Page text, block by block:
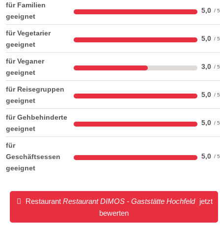
für Familien
geeignet
5,0
für Vegetarier
geeignet
5,0
für Veganer
geeignet
3,0
für Reisegruppen
geeignet
5,0
für Gehbehinderte
geeignet
5,0
für
Geschäftsessen
geeignet
5,0
Restaurant Restaurant DIMOS - Gaststätte Hochfeld
jetzt
bewerten